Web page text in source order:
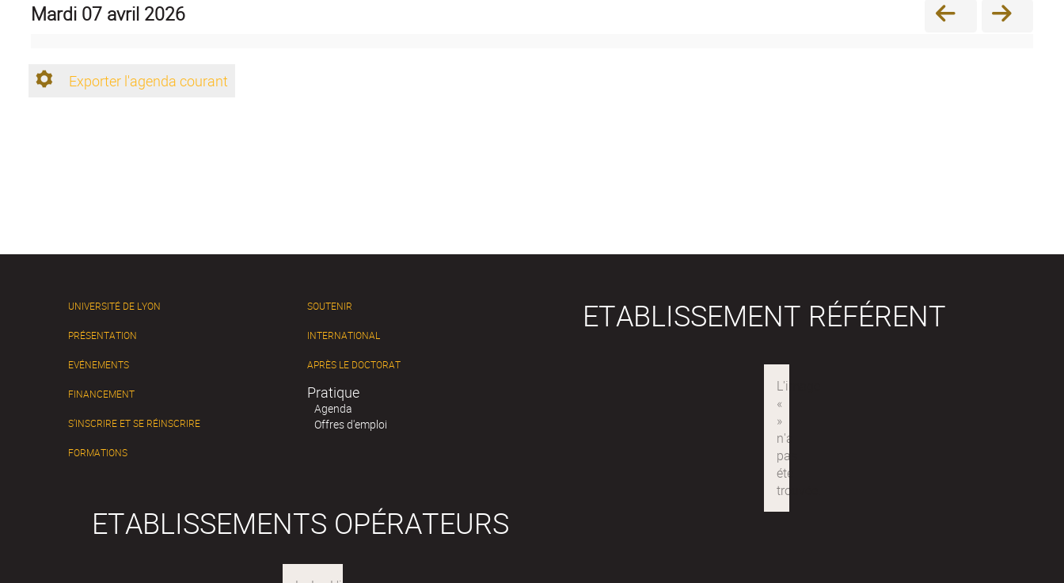
mardi 07 avril 2026
Exporter l'agenda courant
UNIVERSITÉ DE LYON
PRÉSENTATION
EVÉNEMENTS
FINANCEMENT
S’INSCRIRE ET SE RÉINSCRIRE
FORMATIONS
SOUTENIR
INTERNATIONAL
APRÈS LE DOCTORAT
Pratique
Agenda
Offres d'emploi
ETABLISSEMENT RÉFÉRENT
ETABLISSEMENTS OPÉRATEURS